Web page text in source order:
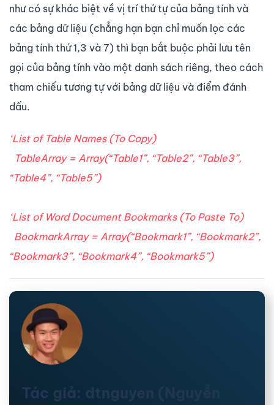
như có sự khác biệt về vị trí thứ tự của bảng tính và
các bảng dữ liệu (chẳng hạn bạn chỉ muốn lọc các
bảng tính thứ 1,3 và 7) thì bạn bắt buộc phải lưu tên
gọi của bảng tính vào một danh sách riêng, theo cách
tham chiếu tương tự với bảng dữ liệu và điểm đánh
dấu.
‘List of Table Names (To Copy)
TableArray = Array(“Table1”, “Table2”, “Table3”,
“Table4”, “Table5”)
‘List of Word Document Bookmarks (To Paste To)
BookmarkArray = Array(“Bookmark1”, “Bookmark2”,
“Bookmark3”, “Bookmark4”, “Bookmark5”)
Tác giả: dtnguyen (Nguyễn